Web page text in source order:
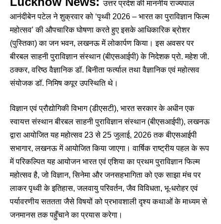
उत्तर प्रदेश की माननीय राज्यपाल
आनंदीबेन पटेल ने शुक्रवार को ‘पृथ्वी 2026 – भारत का पुराविज्ञान फिल्म
महोत्सव’ की औपचारिक घोषणा करते हुए इसके आधिकारिक ब्रोशर
(पुस्तिका) का जन भवन, लखनऊ में लोकार्पण किया। इस अवसर पर
बीरबल साहनी पुराविज्ञान संस्थान (बीएसआईपी) के निदेशक प्रो. महेश जी.
ठक्कर, वरिष्ठ वैज्ञानिक डॉ. बिनीता फर्त्याल तथा वैज्ञानिक एवं महोत्सव
संयोजक डॉ. निमिष कपूर उपस्थिति थे।
विज्ञान एवं प्रौद्योगिकी विभाग (डीएसटी), भारत सरकार के अधीन एक
स्वायत्त संस्थान बीरबल साहनी पुराविज्ञान संस्थान (बीएसआईपी), लखनऊ
द्वारा आयोजित यह महोत्सव 23 से 25 जुलाई, 2026 तक बीएसआईपी
सभागार, लखनऊ में आयोजित किया जाएगा। वार्षिक राष्ट्रीय पहल के रूप
में परिकल्पित यह आयोजन भारत एवं एशिया का प्रथम पुराविज्ञान फिल्म
महोत्सव है, जो विज्ञान, सिनेमा और जनसहभागिता को एक साझा मंच पर
लाकर पृथ्वी के इतिहास, जलवायु परिवर्तन, जैव विविधता, भू-धरोहर एवं
पर्यावरणीय सततता जैसे विषयों को प्रभावशाली दृश्य कथाओं के माध्यम से
जनमानस तक पहुँचाने का प्रयास करेगा।